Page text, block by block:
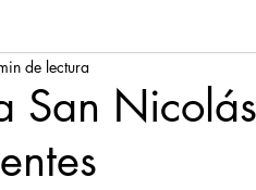
Pedro Garza Garcia
Principal
San
de lectura